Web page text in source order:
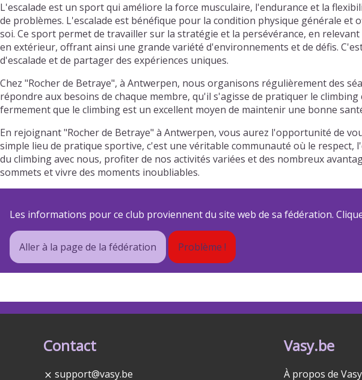
L'escalade est un sport qui améliore la force musculaire, l'endurance et la
de problèmes. L'escalade est bénéfique pour la condition physique générale
soi. Ce sport permet de travailler sur la stratégie et la persévérance, en
en extérieur, offrant ainsi une grande variété d'environnements et de défis.
d'escalade et de partager des expériences uniques.
Chez "Rocher de Betraye", à Antwerpen, nous organisons régulièrement des
répondre aux besoins de chaque membre, qu'il s'agisse de pratiquer le
fermement que le climbing est un excellent moyen de maintenir une bonne
En rejoignant "Rocher de Betraye" à Antwerpen, vous aurez l'opportunité de
simple lieu de pratique sportive, c'est une véritable communauté où le
du climbing avec nous, profiter de nos activités variées et des nombreux
sommets et vivre des moments inoubliables.
Les informations pour ce club proviennent du site web de sa fédération.
Aller à la page de la fédération Problème !
Contact
support@vasy.be
Vasy.be
À propos de